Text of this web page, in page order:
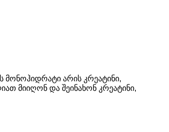
მონოჰიდრატი არის კრეატინი,
მიიღონ და შეინახონ კრეატინი,